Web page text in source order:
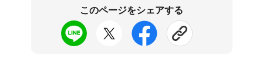
このページをシェアする